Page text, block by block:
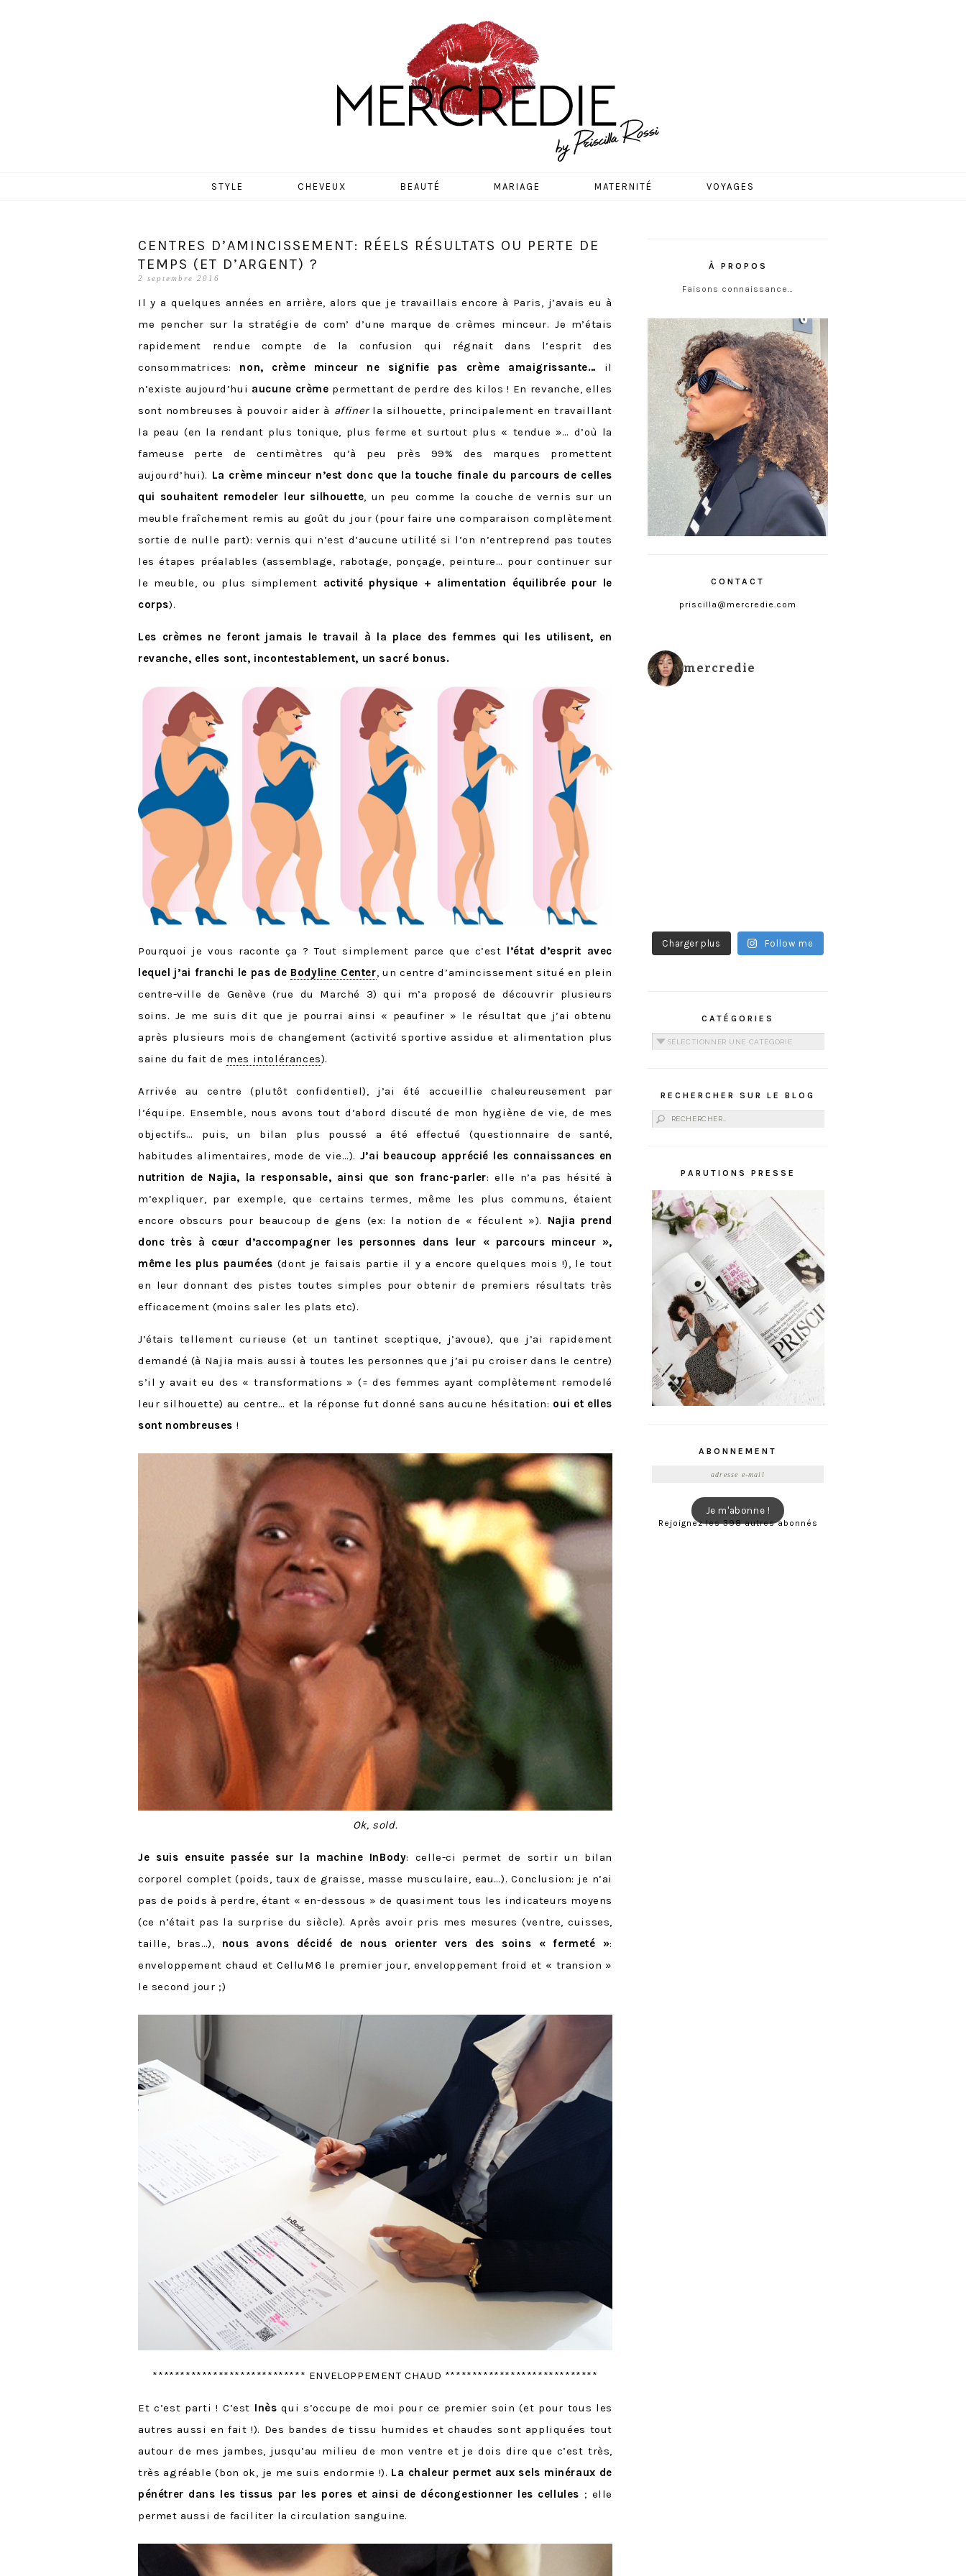
MERCREDIE
STYLE CHEVEUX BEAUTÉ MARIAGE MATERNITÉ VOYAGES
CENTRES D’AMINCISSEMENT: RÉELS RÉSULTATS OU PERTE DE
TEMPS (ET D’ARGENT) ?
2 septembre 2016
Il y a quelques années en arrière, alors que je travaillais encore à Paris, j’avais eu à
me pencher sur la stratégie de com’ d’une marque de crèmes minceur. Je m’étais
rapidement rendue compte de la confusion qui régnait dans l’esprit des
consommatrices: non, crème minceur ne signifie pas crème amaigrissante… il
n’existe aujourd’hui aucune crème permettant de perdre des kilos ! En revanche, elles
sont nombreuses à pouvoir aider à affinerla silhouette, principalement en travaillant
la peau (en la rendant plus tonique, plus ferme et surtout plus « tendue »… d’où la
fameuse perte de centimètres qu’à peu près 99% des marques promettent
aujourd’hui). La crème minceur n’est donc que la touche finale du parcours de celles
qui souhaitent remodeler leur silhouette, un peu comme la couche de vernis sur un
meuble fraîchement remis au goût du jour (pour faire une comparaison complètement
sortie de nulle part): vernis qui n’est d’aucune utilité si l’on n’entreprend pas toutes
les étapes préalables (assemblage, rabotage, ponçage, peinture… pour continuer sur
le meuble, ou plus simplement activité physique + alimentation équilibrée pour le
corps).
Les crèmes ne feront jamais le travail à la place des femmes qui les utilisent, en
revanche, elles sont, incontestablement, un sacré bonus.
Pourquoi je vous raconte ça ? Tout simplement parce que c’est l’état d’esprit avec
lequel j’ai franchi le pas de Bodyline Center , un centre d’amincissement situé en plein
centre-ville de Genève (rue du Marché 3) qui m’a proposé de découvrir plusieurs
soins. Je me suis dit que je pourrai ainsi « peaufiner » le résultat que j’ai obtenu
après plusieurs mois de changement (activité sportive assidue et alimentation plus
saine du fait de mes intolérances).
Arrivée au centre (plutôt confidentiel), j’ai été accueillie chaleureusement par
l’équipe. Ensemble, nous avons tout d’abord discuté de mon hygiène de vie, de mes
objectifs… puis, un bilan plus poussé a été effectué (questionnaire de santé,
habitudes alimentaires, mode de vie…). J’ai beaucoup apprécié les connaissances en
nutrition de Najia, la responsable, ainsi que son franc-parler: elle n’a pas hésité à
m’expliquer, par exemple, que certains termes, même les plus communs, étaient
encore obscurs pour beaucoup de gens (ex: la notion de « féculent »).
Najia prend
donc très à cœur d’accompagner les personnes dans leur « parcours minceur »,
même les plus paumées (dont je faisais partie il y a encore quelques mois !), le tout
en leur donnant des pistes toutes simples pour obtenir de premiers résultats très
efficacement (moins saler les plats etc).
J’étais tellement curieuse (et un tantinet sceptique, j’avoue), que j’ai rapidement
demandé (à Najia mais aussi à toutes les personnes que j’ai pu croiser dans le centre)
s’il y avait eu des « transformations » (= des femmes ayant complètement remodelé
leur silhouette) au centre… et la réponse fut donné sans aucune hésitation: oui et elles
sont nombreuses !
Ok, sold.
Je suis ensuite passée sur la machine InBody: celle-ci permet de sortir un bilan
corporel complet (poids, taux de graisse, masse musculaire, eau…). Conclusion: je n’ai
pas de poids à perdre, étant « en-dessous » de quasiment tous les indicateurs moyens
(ce n’était pas la surprise du siècle). Après avoir pris mes mesures (ventre, cuisses,
taille, bras…), nous avons décidé de nous orienter vers des soins « fermeté »:
enveloppement chaud et CelluM6 le premier jour, enveloppement froid et « transion »
le second jour ;)
**************************** ENVELOPPEMENT CHAUD ****************************
Et c’est parti ! C’est Inès qui s’occupe de moi pour ce premier soin (et pour tous les
autres aussi en fait !). Des bandes de tissu humides et chaudes sont appliquées tout
autour de mes jambes, jusqu’au milieu de mon ventre et je dois dire que c’est très,
très agréable (bon ok, je me suis endormie !). La chaleur permet aux sels minéraux de
pénétrer dans les tissus par les pores et ainsi de décongestionner les cellules ; elle
permet aussi de faciliter la circulation sanguine.
À PROPOS
Faisons connaissance…
CONTACT
priscilla@mercredie.com
mercredie
Charger plus Follow me
CATÉGORIES
Catégories
RECHERCHER SUR LE BLOG
Rechercher :
PARUTIONS PRESSE
ABONNEMENT
Je m'abonne !
Rejoignez les 398 autres abonnés